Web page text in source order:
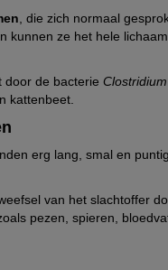
, die zich normaal
kunnen ze het hele
door de bacterie
kattenbeet.
erg lang, smal en
van het slachtoffer
pezen, spieren,